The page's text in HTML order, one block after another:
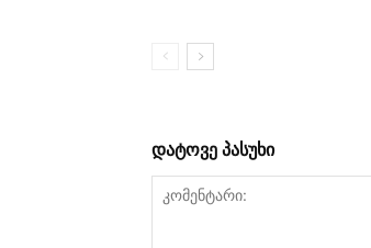
დატოვე პასუხი